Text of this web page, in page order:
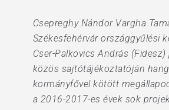
Csepreghy Nándor Vargha
Székesfehérvár országgyűlési
Cser-Palkovics András
közös sajtótájékoztatóján
kormányfővel kötött
a 2016-2017-es évek sok